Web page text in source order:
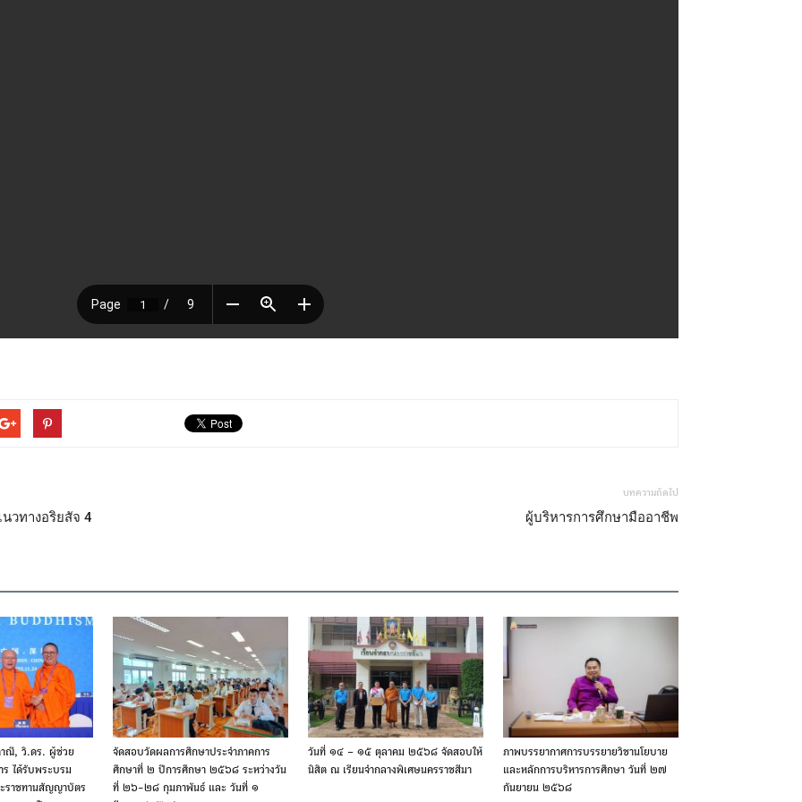
วทางอริยสัจ 4
บทความถัดไป
ผู้บริหารการศึกษามืออาชีพ
าณี, วิ.ดร. ผู้ช่วย
ร ได้รับพระบรม
ะราชทานสัญญาบัตร
จัดสอบวัดผลการศึกษาประจำภาคการ
ศึกษาที่ ๒ ปีการศึกษา ๒๕๖๘ ระหว่างวัน
ที่ ๒๖-๒๘ กุมภาพันธ์ และ วันที่ ๑
วันที่ ๑๔ – ๑๕ ตุลาคม ๒๕๖๘ จัดสอบให้
นิสิต ณ เรียนจำกลางพิเศษนครราชสีมา
ภาพบรรยากาศการบรรยายวิชานโยบาย
และหลักการบริหารการศึกษา วันที่ ๒๗
กันยายน ๒๕๖๘